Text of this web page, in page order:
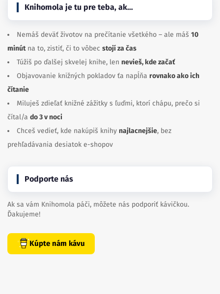
Knihomola je tu pre teba, ak…
Nemáš deväť životov na prečítanie všetkého – ale máš 10
minútna to, zistiť, či to vôbec stojí za čas
Túžiš po ďalšej skvelej knihe, len nevieš, kde začať
Objavovanie knižných pokladov ťa napĺňa rovnako ako ich
čítanie
Miluješ zdieľať knižné zážitky s ľuďmi, ktorí chápu, prečo si
čítal/a do 3 v noci
Chceš vedieť, kde nakúpiš knihy najlacnejšie, bez
prehľadávania desiatok e-shopov
Podporte nás
Ak sa vám Knihomola páči, môžete nás podporiť kávičkou.
Ďakujeme!
Kúpte nám kávu